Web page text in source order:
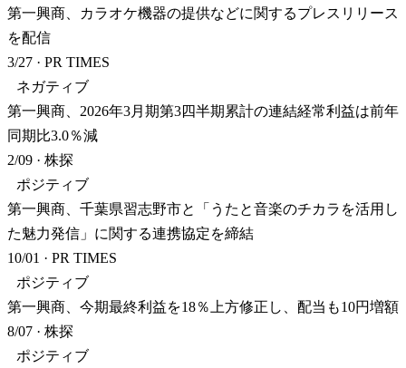
第一興商、カラオケ機器の提供などに関するプレスリリース
を配信
3/27 · PR TIMES
ネガティブ
第一興商、2026年3月期第3四半期累計の連結経常利益は前年
同期比3.0％減
2/09 · 株探
ポジティブ
第一興商、千葉県習志野市と「うたと音楽のチカラを活用し
た魅力発信」に関する連携協定を締結
10/01 · PR TIMES
ポジティブ
第一興商、今期最終利益を18％上方修正し、配当も10円増額
8/07 · 株探
ポジティブ